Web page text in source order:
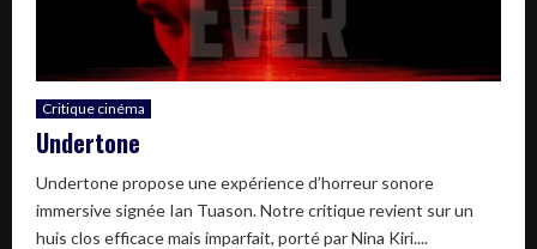
Critique cinéma
Undertone
Undertone propose une expérience d’horreur sonore
immersive signée Ian Tuason. Notre critique revient sur un
huis clos efficace mais imparfait, porté par Nina Kiri....